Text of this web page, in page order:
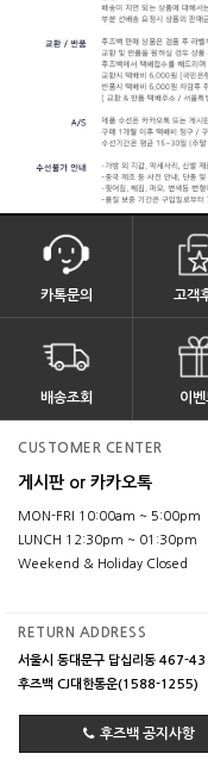
카톡문의 고객
배송조회 이벤
CUSTOMER CENTER
게시판 or 카카오톡
MON-FRI 10:00am ~ 5:00pm
LUNCH 12:30pm ~ 01:30pm
Weekend & Holiday Closed
RETURN ADDRESS
서울시 동대문구 답십리동 467-43
후즈백 CJ대한통운(1588-1255)
후즈백 공지사항